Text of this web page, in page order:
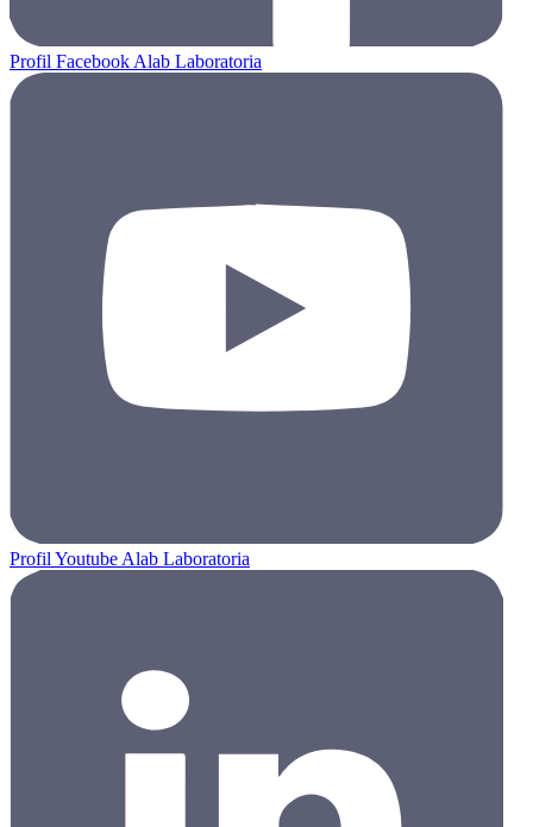
Profil Facebook Alab Laboratoria
Profil Youtube Alab Laboratoria